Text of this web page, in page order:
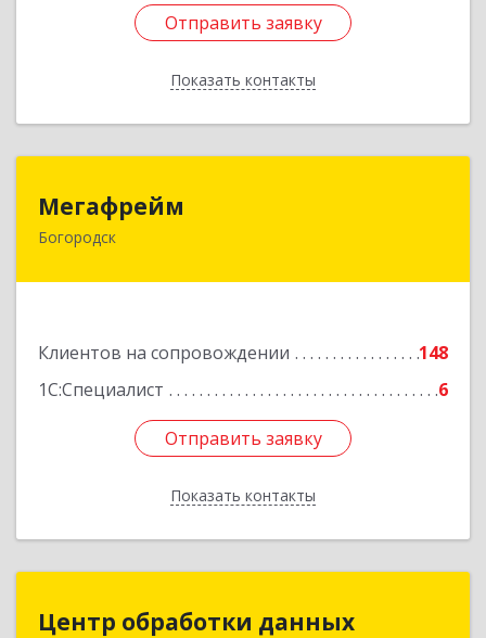
Отправить заявку
Показать контакты
Отправить заявку
Назад
Мегафрейм
Богородск
Клиентов на сопровождении
148
1С:Специалист
6
Отправить заявку
Показать контакты
607600, Нижегородская обл, Богородск г,
Отправить заявку
Назад
Центр обработки данных
Центр обработки данных